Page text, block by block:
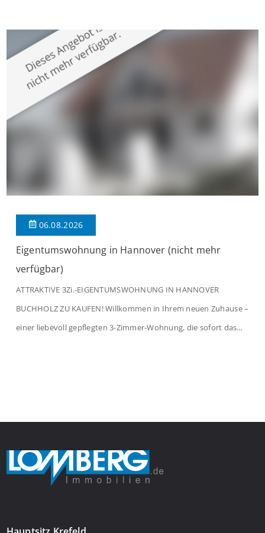
großzügige Räume und eine hochwertige Ausstattung, die
modernen Wohnkomfort mit einem stilvollen Ambiente
verbindet. Der […]
06.08.2026
Eigentumswohnung in Hannover (nicht mehr
verfügbar)
ATTRAKTIVE 3Zi.-EIGENTUMSWOHNUNG IN HANNOVER
BUCHHOLZ ZU KAUFEN! Willkommen in Ihrem neuen Zuhause –
einer liebevoll gepflegten 3-Zimmer-Wohnung, die sofort das